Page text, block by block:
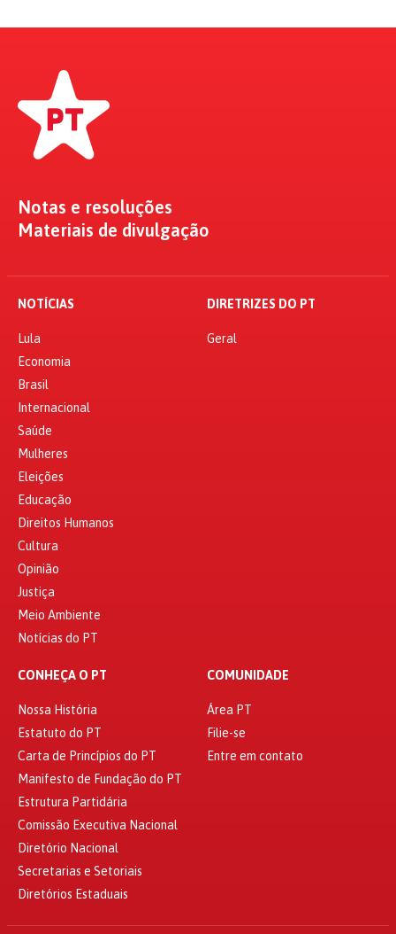
Notas e resoluções
Materiais de divulgação
NOTÍCIAS
Lula
Economia
Brasil
Internacional
Saúde
Mulheres
Eleições
Educação
Direitos Humanos
Cultura
Opinião
Justiça
Meio Ambiente
Notícias do PT
DIRETRIZES DO PT
Geral
CONHEÇA O PT
Nossa História
Estatuto do PT
Carta de Princípios do PT
Manifesto de Fundação do PT
Estrutura Partidária
Comissão Executiva Nacional
Diretório Nacional
Secretarias e Setoriais
Diretórios Estaduais
COMUNIDADE
Área PT
Filie-se
Entre em contato